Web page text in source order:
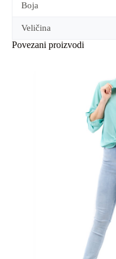
Boja
Veličina
Povezani proizvodi